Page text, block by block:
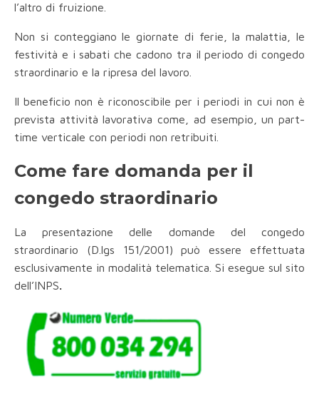
l’altro di fruizione.
Non si conteggiano le giornate di ferie, la malattia, le
festività e i sabati che cadono tra il periodo di congedo
straordinario e la ripresa del lavoro.
Il beneficio non è riconoscibile per i periodi in cui non è
prevista attività lavorativa come, ad esempio, un part-
time verticale con periodi non retribuiti.
Come fare domanda per il
congedo straordinario
La presentazione delle domande del congedo
straordinario (D.lgs 151/2001) può essere effettuata
esclusivamente in modalità telematica. Si esegue sul sito
dell’INPS.